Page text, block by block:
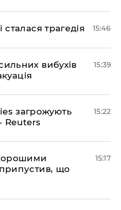
трагедія 15:46
вибухів
15:39
загрожують
Reuters
15:22
що
15:17